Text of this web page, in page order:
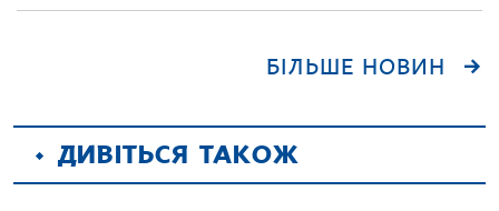
БІЛЬШЕ НОВИН
ДИВІТЬСЯ ТАКОЖ